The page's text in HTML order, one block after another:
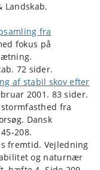
Landskab.
fra
fokus på
72 sider.
af stabil skov efter
2001. 83 sider.
stormfasthed fra
Dansk
208.
fremtid. Vejledning
og naturnær